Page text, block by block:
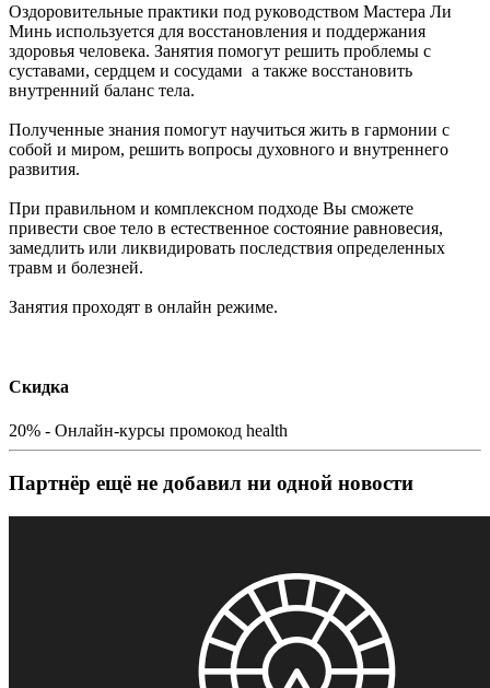
Оздоровительные практики под руководством Мастера Ли
Минь используется для восстановления и поддержания
здоровья человека. Занятия помогут решить проблемы с
суставами, сердцем и сосудами а также восстановить
внутренний баланс тела.
Полученные знания помогут научиться жить в гармонии с
собой и миром, решить вопросы духовного и внутреннего
развития.
При правильном и комплексном подходе Вы сможете
привести свое тело в естественное состояние равновесия,
замедлить или ликвидировать последствия определенных
травм и болезней.
Занятия проходят в онлайн режиме.
Скидка
20% - Онлайн-курсы промокод health
Партнёр ещё не добавил ни одной новости